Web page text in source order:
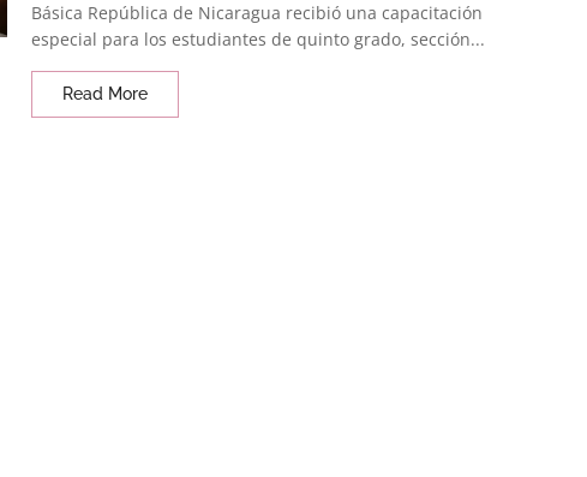
Básica República de Nicaragua recibió una capacitación
especial para los estudiantes de quinto grado, sección...
Read More